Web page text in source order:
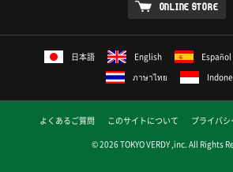
ONLINE STORE
日本語 English Español
ภาษาไทย
よくあるご質問 このサイトについて プライバ
© 2026 TOKYO VERDY ,inc. All Rights